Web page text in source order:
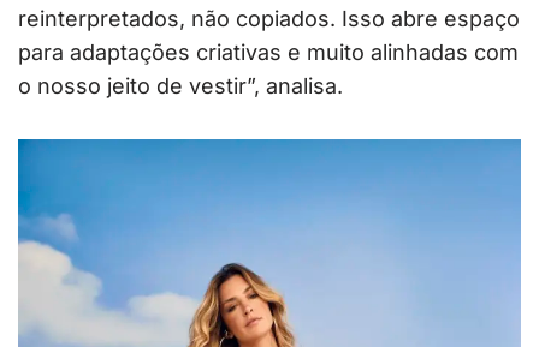
reinterpretados, não copiados. Isso abre espaço
para adaptações criativas e muito alinhadas com
o nosso jeito de vestir”, analisa.